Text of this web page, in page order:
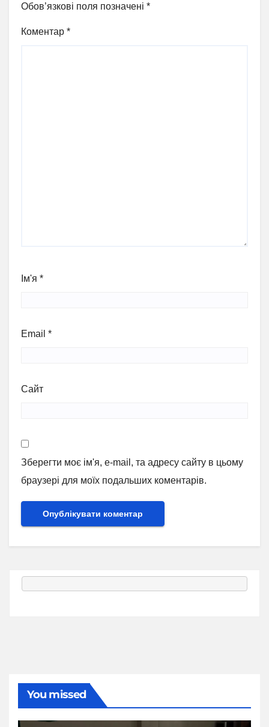
Обов’язкові поля позначені *
Коментар *
Ім'я *
Email *
Сайт
Зберегти моє ім'я, e-mail, та адресу сайту в цьому
браузері для моїх подальших коментарів.
You missed